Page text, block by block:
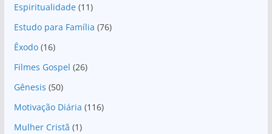
Espiritualidade(11)
Estudo para Família (76)
Êxodo(16)
Filmes Gospel (26)
Gênesis (50)
Motivação Diária (116)
Mulher Cristã (1)